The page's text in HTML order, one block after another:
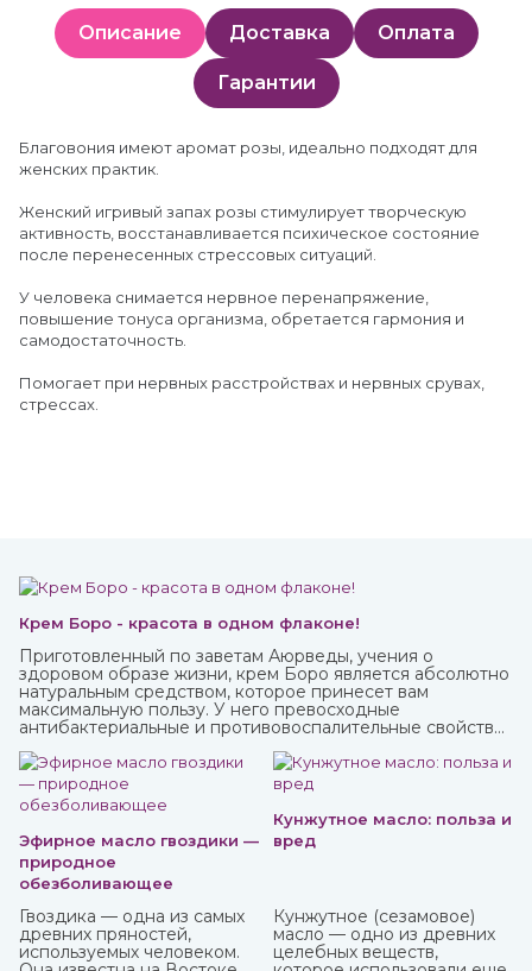
Описание Доставка Оплата
Гарантии
Благовония имеют аромат розы, идеально подходят для
женских практик.
Женский игривый запах розы стимулирует творческую
активность, восстанавливается психическое состояние
после перенесенных стрессовых ситуаций.
У человека снимается нервное перенапряжение,
повышение тонуса организма, обретается гармония и
самодостаточность.
Помогает при нервных расстройствах и нервных срувах,
стрессах.
Крем Боро - красота в одном флаконе!
Приготовленный по заветам Аюрведы, учения о
здоровом образе жизни, крем Боро является абсолютно
натуральным средством, которое принесет вам
максимальную пользу. У него превосходные
антибактериальные и противовоспалительные свойства,
и ранки на коже, ожоги, грибковые заболевания, герпес.
Эфирное масло гвоздики —
природное
обезболивающее
Гвоздика — одна из самых
древних пряностей,
используемых человеком.
Кунжутное масло: польза и
вред
Кунжутное (сезамовое)
масло — одно из древних
целебных веществ,